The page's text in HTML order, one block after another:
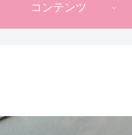
コンテンツ